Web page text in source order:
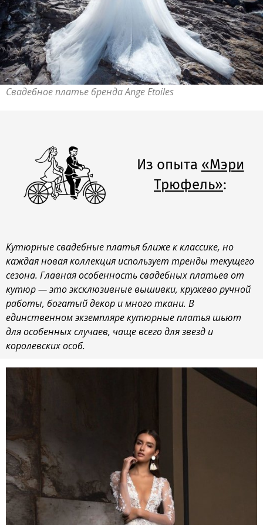
Свадебное платье бренда Ange Etoiles
Из опыта «Мэри
Трюфель»:
Кутюрные свадебные платья ближе к классике, но
каждая новая коллекция использует тренды текущего
сезона. Главная особенность свадебных платьев от
кутюр — это эксклюзивные вышивки, кружево ручной
работы, богатый декор и много ткани. В
единственном экземпляре кутюрные платья шьют
для особенных случаев, чаще всего для звезд и
королевских особ.